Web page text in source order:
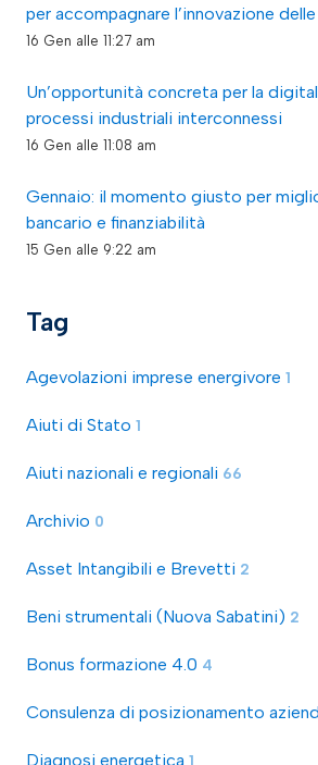
per accompagnare l’innovazione
16 Gen alle 11:27 am
Un’opportunità concreta per la
processi industriali interconnessi
16 Gen alle 11:08 am
Gennaio: il momento giusto per
bancario e finanziabilità
15 Gen alle 9:22 am
Tag
Agevolazioni imprese energivore 1
Aiuti di Stato 1
Aiuti nazionali e regionali 66
Archivio 0
Asset Intangibili e Brevetti 2
Beni strumentali (Nuova Sabatini) 2
Bonus formazione 4.0 4
Consulenza di posizionamento
Diagnosi energetica 1